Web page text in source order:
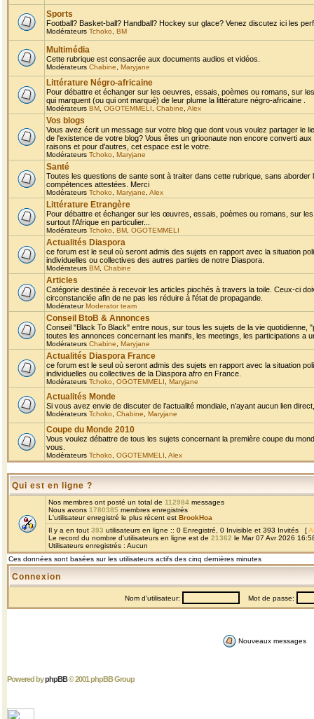
Sports
Football? Basket-ball? Handball? Hockey sur glace? Venez discutez ici les
Modérateurs Tchoko BM
Multimédia
Cette rubrique est consacrée aux documents audios et vidéos.
Modérateurs Chabine Maryjane
Littérature Négro-africaine
Pour débattre et échanger sur les oeuvres, essais, poèmes ou romans, sur
qui marquent (ou qui ont marqué) de leur plume la littérature négro-africaine .
Modérateurs BM OGOTEMMELI Chabine Alex
Vos blogs
Vous avez écrit un message sur votre blog que dont vous voulez partager le
de l'existence de votre blog? Vous êtes un grioonaute non encore converti
raisons et pour d'autres, cet espace est le votre.
Modérateurs Tchoko Maryjane
Santé
Toutes les questions de sante sont à traiter dans cette rubrique, sans
compétences attestées. Merci
Modérateurs Tchoko Maryjane Alex
Littérature Etrangère
Pour débattre et échanger sur les œuvres, essais, poèmes ou romans, sur
surtout l'Afrique en particulier...
Modérateurs Tchoko BM OGOTEMMELI
Actualités Diaspora
ce forum est le seul où seront admis des sujets en rapport avec la situation
individuelles ou collectives des autres parties de notre Diaspora.
Modérateurs BM Chabine
Articles
Catégorie destinée à recevoir les articles piochés à travers la toile. Ceux-ci
circonstanciée afin de ne pas les réduire à l'état de propagande.
ModérateurModerator team
Conseil BtoB & Annonces
Conseil "Black To Black" entre nous, sur tous les sujets de la vie
toutes les annonces concernant les manifs, les meetings, les participations a
Modérateurs Chabine Maryjane
Actualités Diaspora France
ce forum est le seul où seront admis des sujets en rapport avec la situation
individuelles ou collectives de la Diaspora afro en France.
Modérateurs Tchoko OGOTEMMELI Maryjane
Actualités Monde
Si vous avez envie de discuter de l’actualité mondiale, n’ayant aucun lien
Modérateurs Tchoko Chabine Maryjane
Coupe du Monde 2010
Vous voulez débattre de tous les sujets concernant la première coupe du
vous.
Modérateurs Tchoko OGOTEMMELI Alex
Qui est en ligne ?
Nos membres ont posté un total de 112984 messages
Nous avons 1780385 membres enregistrés
L'utilisateur enregistré le plus récent est BrookHoa
Il y a en tout 393 utilisateurs en ligne :: 0 Enregistré, 0 Invisible et 393 Invités [
Le record du nombre d'utilisateurs en ligne est de 21362 le Mar 07 Avr 2026
Utilisateurs enregistrés : Aucun
Ces données sont basées sur les utilisateurs actifs des cinq dernières minutes
Connexion
Nom d'utilisateur: Mot de passe:
Nouveaux messages
Powered byphpBB© 2001 phpBB Group